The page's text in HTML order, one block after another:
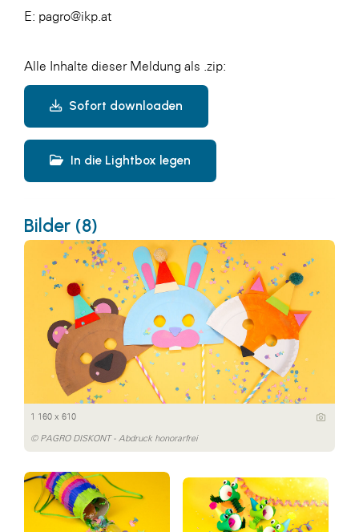
E: pagro@ikp.at
Alle Inhalte dieser Meldung als .zip:
Sofort downloaden
In die Lightbox legen
Bilder (8)
1 160 x 610
© PAGRO DISKONT - Abdruck honorarfrei